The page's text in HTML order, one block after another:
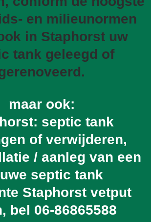
en milieunormen
in Staphorst uw
tank geleegd of
maar ook:
septic tank
of verwijderen,
/ aanleg van een
septic tank
Staphorst vetput
bel 06-86865588